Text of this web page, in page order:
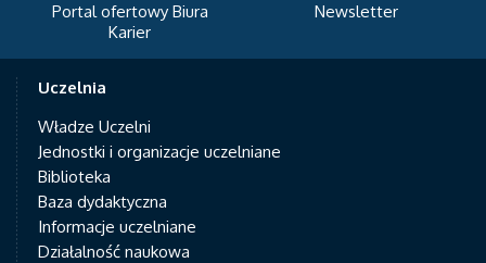
Portal ofertowy Biura
Karier
Newsletter
Uczelnia
Władze Uczelni
Jednostki i organizacje uczelniane
Biblioteka
Baza dydaktyczna
Informacje uczelniane
Działalność naukowa